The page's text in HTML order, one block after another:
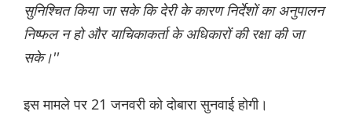
सुनिश्चित किया जा सके कि देरी के कारण निर्देशों का अनुपालन
निष्फल न हो और याचिकाकर्ता के अधिकारों की रक्षा की जा
सके।''
इस मामले पर 21 जनवरी को दोबारा सुनवाई होगी।